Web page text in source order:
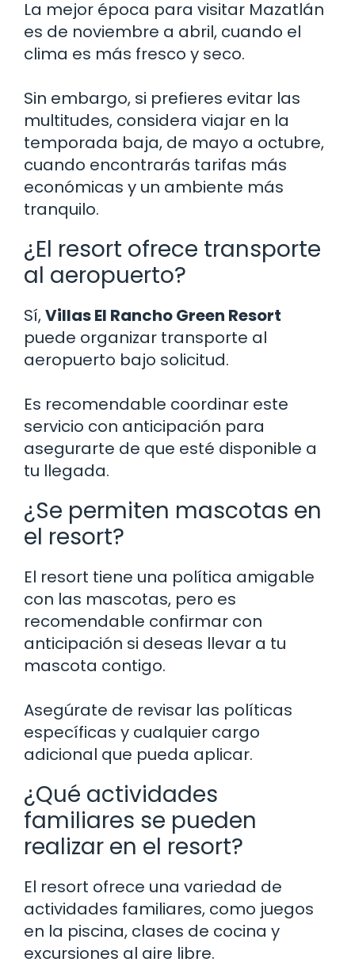
La mejor época para visitar Mazatlán
es de noviembre a abril, cuando el
clima es más fresco y seco.
Sin embargo, si prefieres evitar las
multitudes, considera viajar en la
temporada baja, de mayo a octubre,
cuando encontrarás tarifas más
económicas y un ambiente más
tranquilo.
¿El resort ofrece transporte
al aeropuerto?
Sí,Villas El Rancho Green Resort
puede organizar transporte al
aeropuerto bajo solicitud.
Es recomendable coordinar este
servicio con anticipación para
asegurarte de que esté disponible a
tu llegada.
¿Se permiten mascotas en
el resort?
El resort tiene una política amigable
con las mascotas, pero es
recomendable confirmar con
anticipación si deseas llevar a tu
mascota contigo.
Asegúrate de revisar las políticas
específicas y cualquier cargo
adicional que pueda aplicar.
¿Qué actividades
familiares se pueden
realizar en el resort?
El resort ofrece una variedad de
actividades familiares, como juegos
en la piscina, clases de cocina y
excursiones al aire libre.